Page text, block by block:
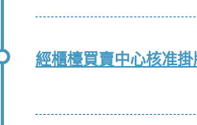
經櫃檯買賣中心核准